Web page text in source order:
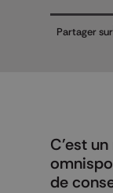
Partager sur
C'est
de